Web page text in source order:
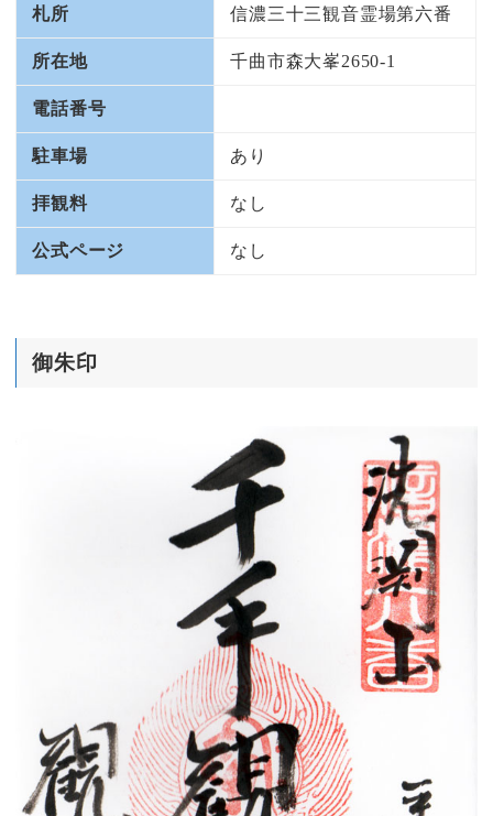
札所 信濃三十三観音霊場第六番
所在地 千曲市森大峯2650-1
電話番号
駐車場 あり
拝観料 なし
公式ページ なし
御朱印